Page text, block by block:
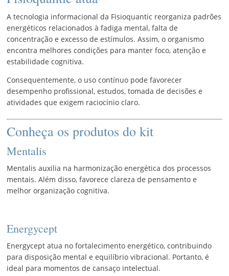
A tecnologia informacional da Fisioquantic reorganiza padrões
energéticos relacionados à fadiga mental, falta de
concentração e excesso de estímulos. Assim, o organismo
encontra melhores condições para manter foco, atenção e
estabilidade cognitiva.
Consequentemente, o uso contínuo pode favorecer
desempenho profissional, estudos, tomada de decisões e
atividades que exigem raciocínio claro.
Conheça os produtos do kit
Mentalis
Mentalis auxilia na harmonização energética dos processos
mentais. Além disso, favorece clareza de pensamento e
melhor organização cognitiva.
Energycept
Energycept atua no fortalecimento energético, contribuindo
para disposição mental e equilíbrio vibracional. Portanto, é
ideal para momentos de cansaço intelectual.